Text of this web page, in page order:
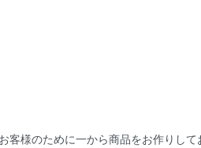
様のために一から商品をお作りし